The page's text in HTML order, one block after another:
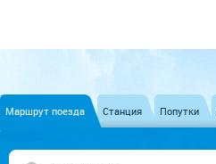
Маршрут поезда Станция Попутки